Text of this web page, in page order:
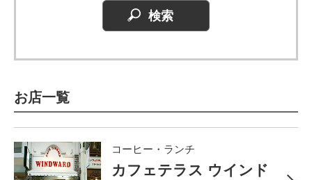
お店一覧
コーヒー・ランチ
カフェテラス ウインド